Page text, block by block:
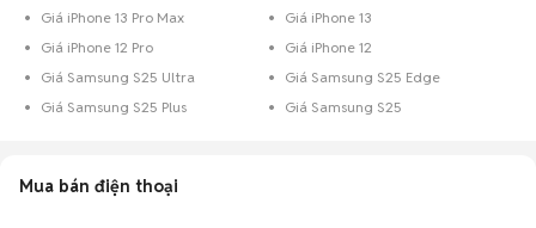
Giá iPhone 13 Pro Max
Giá iPhone 13
Giá iPhone 12 Pro
Giá iPhone 12
Giá Samsung S25 Ultra
Giá Samsung S25 Edge
Giá Samsung S25 Plus
Giá Samsung S25
Mua bán điện thoại